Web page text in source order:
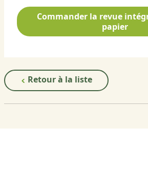
Commander la revue
papier
Retour à la liste